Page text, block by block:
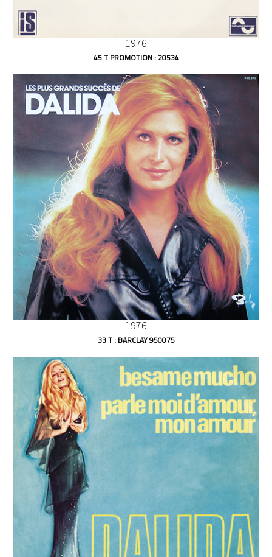
1976
45 T PROMOTION : 20534
1976
33 T : BARCLAY 950075